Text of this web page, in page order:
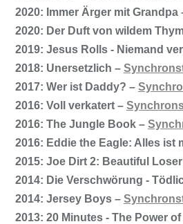
2020: Immer Ärger mit Grandpa
2020: Der Duft von wildem
2019: Jesus Rolls - Niemand
2018: Unersetzlich –
2017: Wer ist Daddy? –
2016: Voll verkatert –
2016: The Jungle Book –
2016: Eddie the Eagle: Alles ist
2015: Joe Dirt 2: Beautiful
2014: Die Verschwörung -
2014: Jersey Boys –
2013: 20 Minutes - The Power of